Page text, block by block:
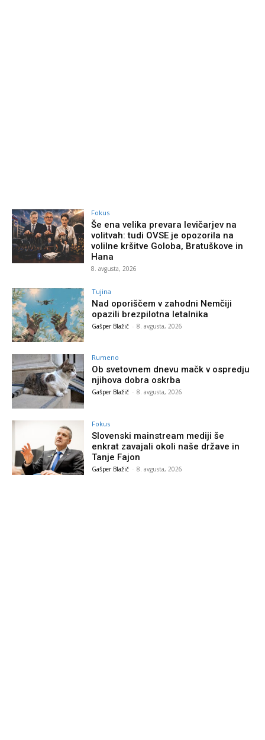
Fokus
Še ena velika prevara levičarjev na
volitvah: tudi OVSE je opozorila na
volilne kršitve Goloba, Bratuškove in
Hana
8. avgusta, 2026
Tujina
Nad oporiščem v zahodni Nemčiji
opazili brezpilotna letalnika
Gašper Blažič - 8. avgusta, 2026
Rumeno
Ob svetovnem dnevu mačk v ospredju
njihova dobra oskrba
Gašper Blažič - 8. avgusta, 2026
Fokus
Slovenski mainstream mediji še
enkrat zavajali okoli naše države in
Tanje Fajon
Gašper Blažič - 8. avgusta, 2026